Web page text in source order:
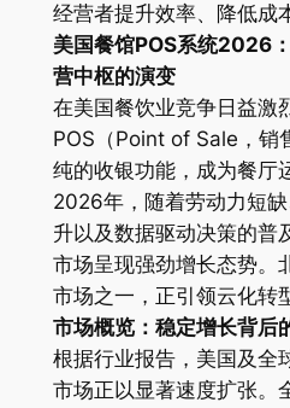
经营者提升效率、降低成
美国餐馆POS系统2026
营中枢的演变
在美国餐饮业竞争日益激
POS（Point of Sale，销
纯的收银功能，成为餐厅
2026年，随着劳动力短
升以及数据驱动决策的普
市场呈现强劲增长态势。
市场之一，正引领云化转
市场概览：稳定增长背后
根据行业报告，美国及全
市场正以显著速度扩张。